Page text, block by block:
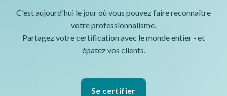
C'est aujourd'hui le jour où vous pouvez faire reconnaître
votre professionnalisme.
Partagez votre certification avec le monde entier - et
épatez vos clients.
Se certifier